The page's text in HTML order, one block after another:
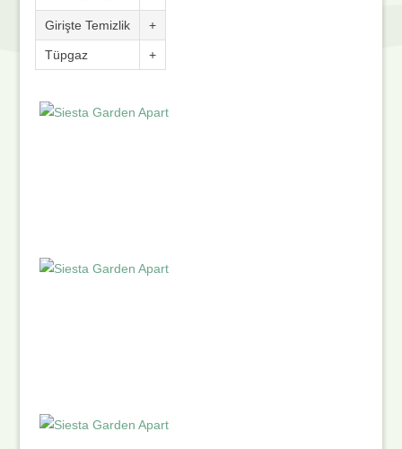
Girişte Temizlik +
Tüpgaz +